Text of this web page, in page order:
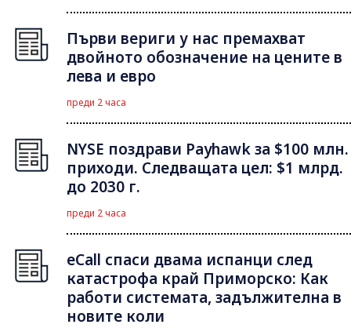
Първи вериги у нас премахват
двойното обозначение на цените в
лева и евро
преди 2 часа
NYSE поздрави Payhawk за $100 млн.
приходи. Следващата цел: $1 млрд.
до 2030 г.
преди 2 часа
eCall спаси двама испанци след
катастрофа край Приморско: Как
работи системата, задължителна в
новите коли